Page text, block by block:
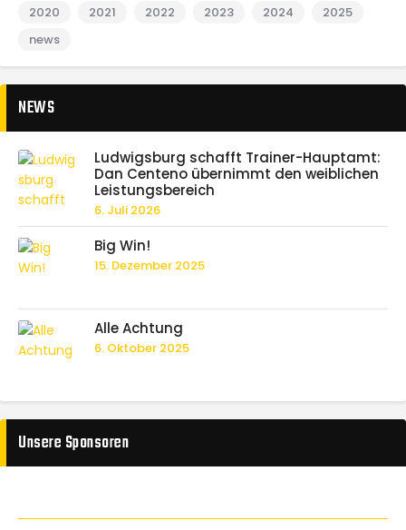
2020
2021 2022 2023 2024
2025
news
NEWS
Ludwigsburg schafft Trainer-Hauptamt:
Dan Centeno übernimmt den weiblichen
Leistungsbereich
6. Juli 2026
Big Win!
15. Dezember 2025
Alle Achtung
6. Oktober 2025
Unsere Sponsoren